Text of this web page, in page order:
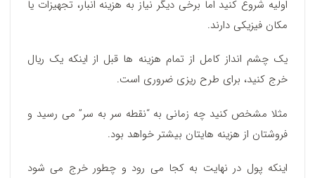
اولیه شروع کنید اما برخی دیگر نیاز به هزینه انبار، تجهیزات یا
مکان فیزیکی دارند.
یک چشم انداز کامل از تمام هزینه ها قبل از اینکه یک ریال
خرج کنید، برای طرح ریزی ضروری است.
مثلا مشخص کنید چه زمانی به “نقطه سر به سر” می رسید و
فروشتان از هزینه هایتان بیشتر خواهد بود.
اینکه پول در نهایت به کجا می رود و چطور خرج می شود